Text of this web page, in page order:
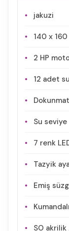
jakuzi
140 x
2 HP
12 adet
Su
7 renk
Tazyik
Emiş
SO